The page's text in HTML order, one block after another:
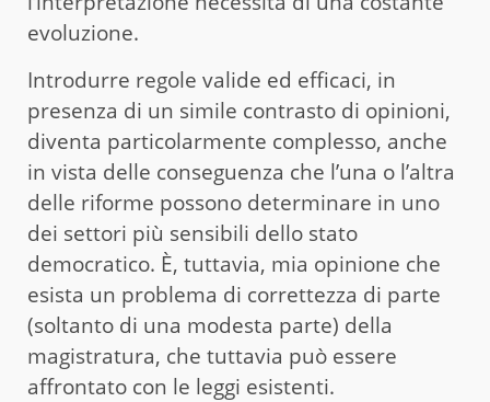
evoluzione.
Introdurre regole valide ed efficaci, in
presenza di un simile contrasto di opinioni,
diventa particolarmente complesso, anche
in vista delle conseguenza che l’una o l’altra
delle riforme possono determinare in uno
dei settori più sensibili dello stato
democratico. È, tuttavia, mia opinione che
esista un problema di correttezza di parte
(soltanto di una modesta parte) della
magistratura, che tuttavia può essere
affrontato con le leggi esistenti.